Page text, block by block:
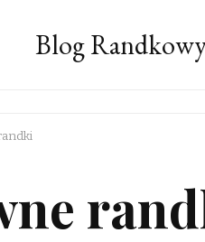
Blog